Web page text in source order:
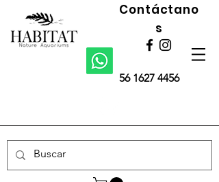
Contáctano
s
56 1627 4456